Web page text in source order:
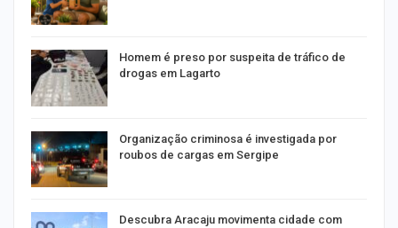
Homem é preso por suspeita de tráfico de
drogas em Lagarto
Organização criminosa é investigada por
roubos de cargas em Sergipe
Descubra Aracaju movimenta cidade com